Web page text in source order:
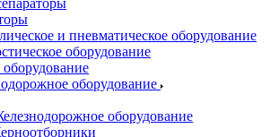
и пневматическое оборудование
оборудование
оборудование
оборудование